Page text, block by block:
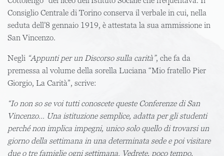
Consiglio Centrale di Torino conserva il verbale in cui, nella
seduta dell’8 gennaio 1919, è attestata la sua ammissione in
San Vincenzo.
Negli “Appunti per un Discorso sulla carità”, che fa da
premessa al volume della sorella Luciana “Mio fratello Pier
Giorgio, La Carità”, scrive:
“Io non so se voi tutti conoscete queste Conferenze di San
Vincenzo… Una istituzione semplice, adatta per gli studenti
perché non implica impegni, unico solo quello di trovarsi un
giorno della settimana in una determinata sede e poi visitare
due o tre famiglie ogni settimana. Vedrete, poco tempo,